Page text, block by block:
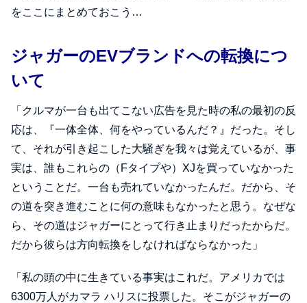
をここにまとめておこう…
ジャガーのEVブランドへの転換につ
いて
「クルマが一台も出てこない広告を見た時の私の最初の反
応は、『一体全体、何をやっているんだ？』だった。そし
て、それが引き起こした大騒ぎを我々は覚えているが、事
実は、誰もこれらの（Fタイプや）XJを買っていなかった
ということだ。一台も売れていなかったんだ。だから、そ
の道を突き進むことに何の意味もなかったと思う。なぜな
ら、その道はジャガーにとって行き止まりだったからだ。
だから彼らは方向転換をしなければならなかった」
「私の頭の中に生きている事実はこれだ。アメリカでは
6300万人がカマラ ハリスに投票した。そこがジャガーの